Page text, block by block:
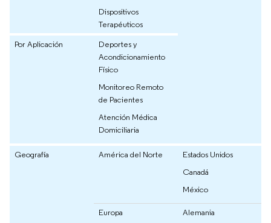
Dispositivos
Terapéuticos
Por Aplicación
Deportes y
Acondicionamiento
Físico
Monitoreo Remoto
de Pacientes
Atención Médica
Domiciliaria
Geografía América del Norte
Estados Unidos
Canadá
México
Europa
Alemania